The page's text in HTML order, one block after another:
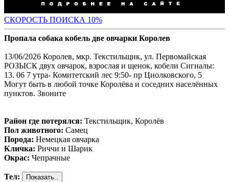
СКОРОСТЬ ПОИСКА 10%
Пропала собака кобель две овчарки Королев
13/06/2026 Королев, мкр. Текстильщик, ул. Первомайская
РОЗЫСК двух овчарок, взрослая и щенок, кобели Сигналы:
13. 06 7 утра- Комитетский лес 9:50- пр Циолковского, 5
Могут быть в любой точке Королёва и соседних населённых
пунктов. Звоните
Район где потерялся: Текстильщик, Королёв
Пол животного: Самец
Порода: Немецкая овчарка
Кличка: Риччи и Шарик
Окрас: Чепрачные
Тел: